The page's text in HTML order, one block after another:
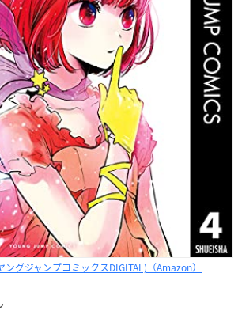
ングジャンプコミックスDIGITAL)（Amazon）